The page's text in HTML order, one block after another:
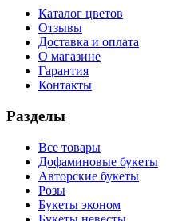
Каталог цветов
Отзывы
Доставка и оплата
О магазине
Гарантия
Контакты
Разделы
Все товары
Дофаминовые букеты
Авторские букеты
Розы
Букеты эконом